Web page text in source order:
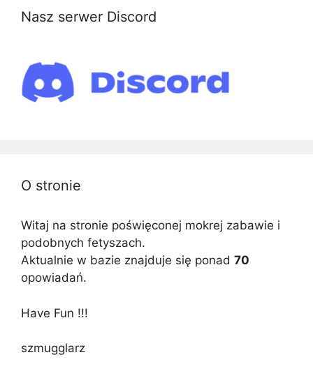
Nasz serwer Discord
O stronie
Witaj na stronie poświęconej mokrej zabawie i
podobnych fetyszach.
Aktualnie w bazie znajduje się ponad 70
opowiadań.
Have Fun !!!
szmugglarz